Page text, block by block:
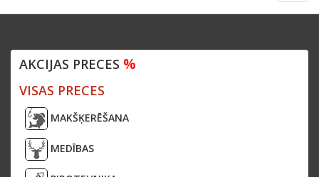
AKCIJAS PRECES %
VISAS PRECES
MAKŠĶERĒŠANA
MEDĪBAS